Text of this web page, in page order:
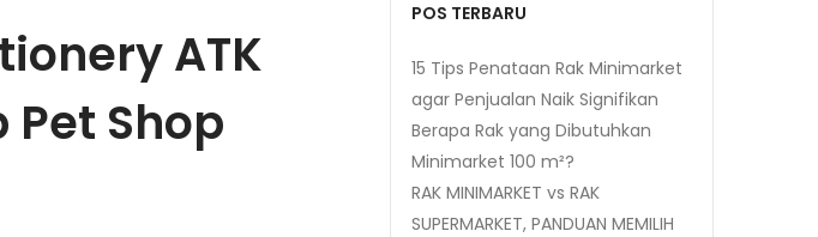
ATK
Shop
POS TERBARU
15 Tips Penataan Rak Minimarket
agar Penjualan Naik Signifikan
Berapa Rak yang Dibutuhkan
Minimarket 100 m²?
RAK MINIMARKET vs RAK
SUPERMARKET, PANDUAN MEMILIH